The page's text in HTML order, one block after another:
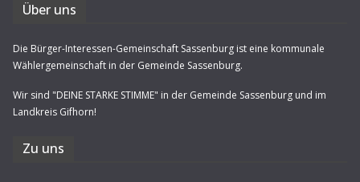
Über uns
Die Bürger-Interessen-Gemeinschaft Sassenburg ist eine kommunale
Wählergemeinschaft in der Gemeinde Sassenburg.
Wir sind "DEINE STARKE STIMME" in der Gemeinde Sassenburg und im
Landkreis Gifhorn!
Zu uns